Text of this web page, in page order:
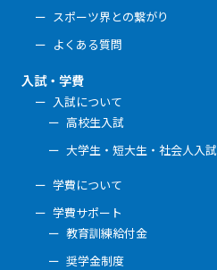
スポーツ界との繋がり
よくある質問
入試・学費
入試について
高校生入試
大学生・短大生・社会人入試
学費について
学費サポート
教育訓練給付金
奨学金制度